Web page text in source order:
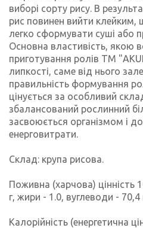
виборі сорту рису. В
рис повинен вийти
легко сформувати суші або
Основна властивість, якою
приготування ролів ТМ
липкості, саме від нього
правильність формування
цінується за особливий
збалансований рослинний
засвоюється організмом і
енерговитрати.
Склад: крупа рисова.
Поживна (харчова) цінність
г, жири - 1.0, вуглеводи - 70,4
Калорійність (енергетична